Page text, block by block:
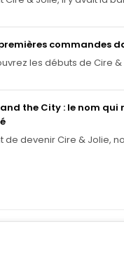
commandes
les débuts de Cire &
the City : le nom qui
de devenir Cire & Jolie,